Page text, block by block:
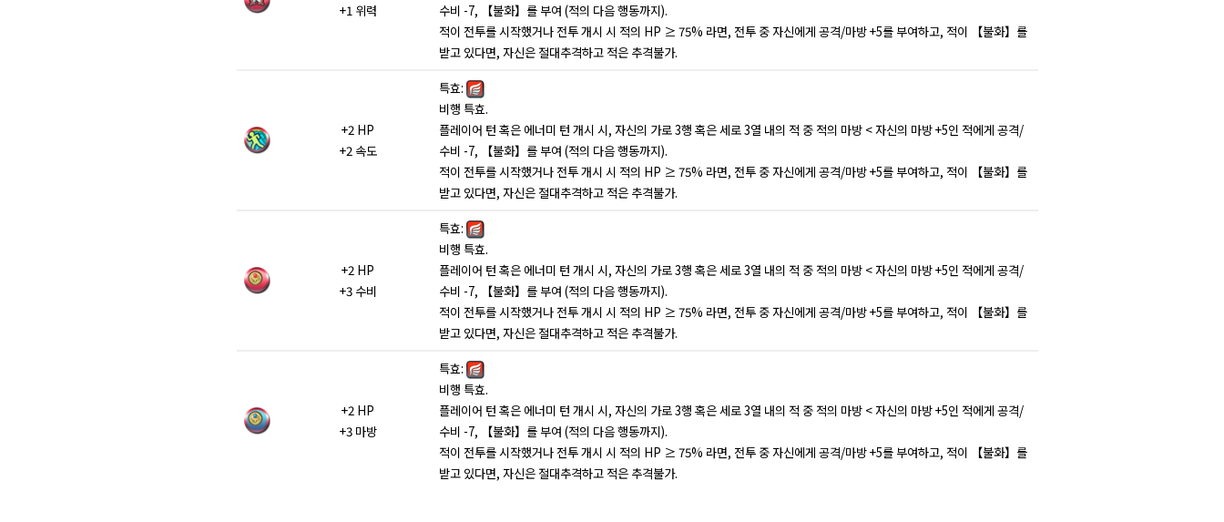
+1 위력
수비 -7, 【불화】를 부여 (적의 다음 행동까지).
적이 전투를 시작했거나 전투 개시 시 적의 HP ≥ 75% 라면, 전투 중 자신에게 공격/마방 +5를 부여하고, 적이 【불화】를
받고 있다면, 자신은 절대추격하고 적은 추격불가.
+2 HP
+2 속도
특효:
비행 특효.
플레이어 턴 혹은 에너미 턴 개시 시, 자신의 가로 3행 혹은 세로 3열 내의 적 중 적의 마방 < 자신의 마방 +5인 적에게 공격/
수비 -7, 【불화】를 부여 (적의 다음 행동까지).
적이 전투를 시작했거나 전투 개시 시 적의 HP ≥ 75% 라면, 전투 중 자신에게 공격/마방 +5를 부여하고, 적이 【불화】를
받고 있다면, 자신은 절대추격하고 적은 추격불가.
+2 HP
+3 수비
특효:
비행 특효.
플레이어 턴 혹은 에너미 턴 개시 시, 자신의 가로 3행 혹은 세로 3열 내의 적 중 적의 마방 < 자신의 마방 +5인 적에게 공격/
수비 -7, 【불화】를 부여 (적의 다음 행동까지).
적이 전투를 시작했거나 전투 개시 시 적의 HP ≥ 75% 라면, 전투 중 자신에게 공격/마방 +5를 부여하고, 적이 【불화】를
받고 있다면, 자신은 절대추격하고 적은 추격불가.
+2 HP
+3 마방
특효:
비행 특효.
플레이어 턴 혹은 에너미 턴 개시 시, 자신의 가로 3행 혹은 세로 3열 내의 적 중 적의 마방 < 자신의 마방 +5인 적에게 공격/
수비 -7, 【불화】를 부여 (적의 다음 행동까지).
적이 전투를 시작했거나 전투 개시 시 적의 HP ≥ 75% 라면, 전투 중 자신에게 공격/마방 +5를 부여하고, 적이 【불화】를
받고 있다면, 자신은 절대추격하고 적은 추격불가.